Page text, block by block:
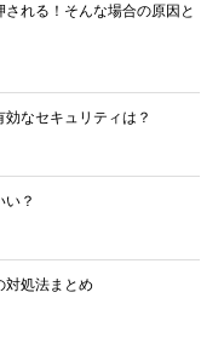
れる！そんな場合の原因と
なセキュリティは？
？
対処法まとめ